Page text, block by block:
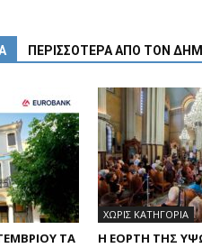
ΠΕΡΙΣΣΟΤΕΡΑ ΑΠΟ ΤΟΝ
ΤΑ
ΧΩΡΊΣ ΚΑΤΗΓΟΡΊΑ
Η ΕΟΡΤΉ ΤΗΣ